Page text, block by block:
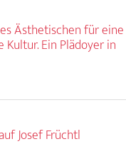
Ästhetischen für eine
Ein Plädoyer in
Josef Früchtl